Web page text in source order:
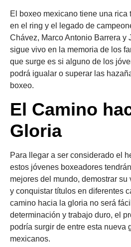
El boxeo mexicano tiene una rica
en el ring y el legado de
Chávez, Marco Antonio Barrera y
sigue vivo en la memoria de los
que surge es si alguno de los
podrá igualar o superar las
boxeo.
El Camino
Gloria
Para llegar a ser considerado el
estos jóvenes boxeadores
mejores del mundo, demostrar
y conquistar títulos en diferentes
camino hacia la gloria no será
determinación y trabajo duro, el
podría surgir de entre esta nueva
mexicanos.